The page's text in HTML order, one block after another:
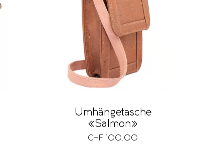
Umhängetasche
«Salmon»
CHF 100.00